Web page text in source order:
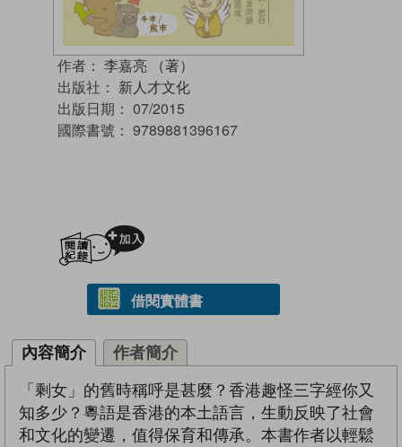
作者： 李嘉亮 （著）
出版社： 新人才文化
出版日期： 07/2015
國際書號： 9789881396167
借閱實體書
內容簡介 作者簡介
「剩女」的舊時稱呼是甚麼？香港趣怪三字經你又
知多少？粵語是香港的本土語言，生動反映了社會
和文化的變遷，值得保育和傳承。本書作者以輕鬆